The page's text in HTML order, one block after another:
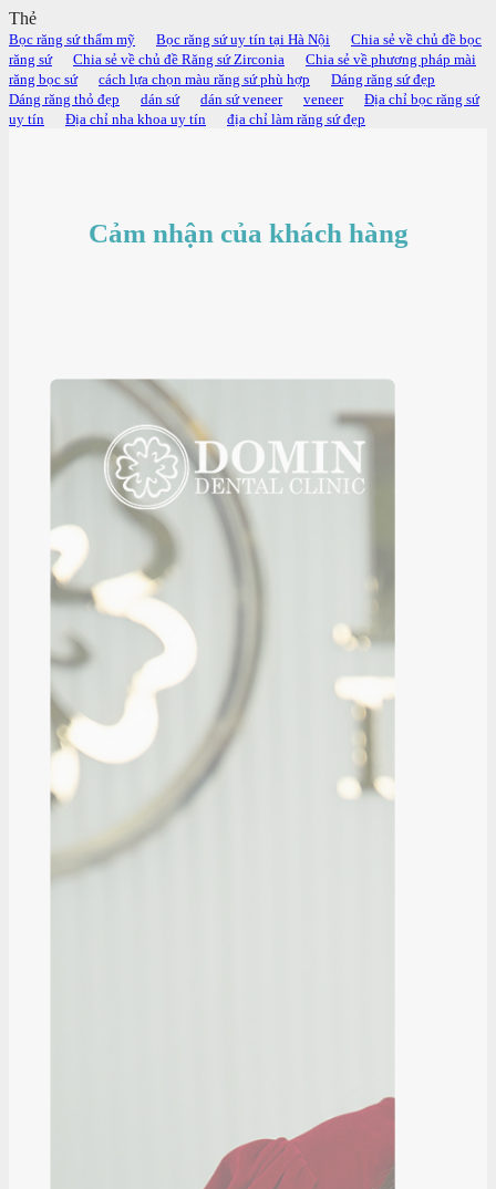
Thẻ
Bọc răng sứ thẩm mỹ Bọc răng sứ uy tín tại Hà Nội
Chia sẻ về chủ đề bọc
răng sứ
Chia sẻ về chủ đề Răng sứ Zirconia
Chia sẻ về phương pháp mài
răng bọc sứ
cách lựa chọn màu răng sứ phù hợp
Dáng răng sứ đẹp
Dáng răng thỏ đẹp
dán sứ dán sứ veneer veneer
Địa chỉ bọc răng sứ
uy tín
Địa chỉ nha khoa uy tín địa chỉ làm răng sứ đẹp
Cảm nhận của khách hàng